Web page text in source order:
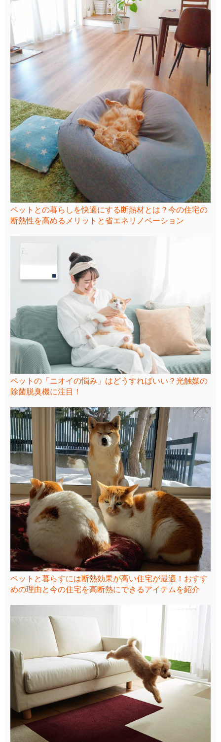
ペットとの暮らしを快適にする断熱材とは？今の住宅の
断熱性を高めるメリットと省エネリノベーション
ペットの「ニオイの悩み」はどうすればいい？光触媒の
除菌脱臭機に注目！
ペットと暮らすには断熱効果が高い住宅が最適！おすす
めの理由と今の住宅を高断熱にできるアイテムを紹介